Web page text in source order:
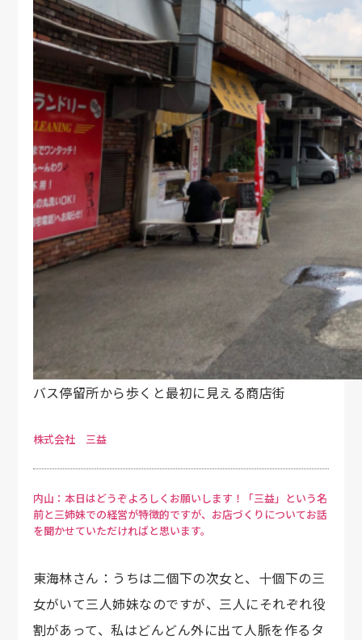
バス停留所から歩くと最初に見える商店街
株式会社 三益
内山：本日はどうぞよろしくお願いします！「三益」という名
前と三姉妹での経営が特徴的ですが、お店づくりについてお話
を聞かせていただければと思います。
東海林さん：うちは二個下の次女と、十個下の三
女がいて三人姉妹なのですが、三人にそれぞれ役
割があって、私はどんどん外に出て人脈を作るタ